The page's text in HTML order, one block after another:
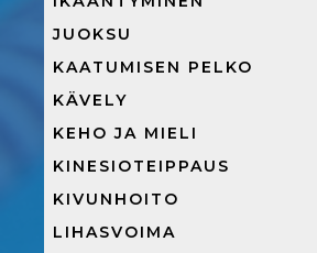
JUOKSU
KAATUMISEN PELKO
KÄVELY
KEHO JA MIELI
KINESIOTEIPPAUS
KIVUNHOITO
LIHASVOIMA